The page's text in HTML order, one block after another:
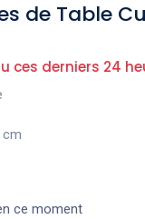
de Table
ces derniers 24
ce moment